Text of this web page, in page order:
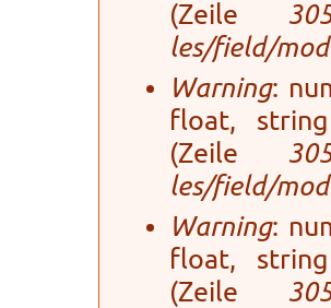
(Zeile
les/field/
Warning:
float,
(Zeile
les/field/
Warning:
float,
(Zeile